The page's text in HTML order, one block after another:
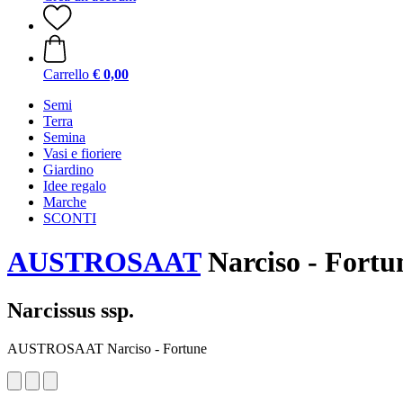
Carrello € 0,00
Semi
Terra
Semina
Vasi e fioriere
Giardino
Idee regalo
Marche
SCONTI
AUSTROSAATNarciso -
Narcissus ssp.
AUSTROSAAT Narciso - Fortune